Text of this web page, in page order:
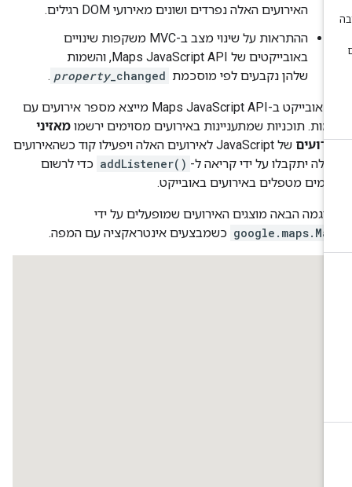
האירועים האלה נפרדים ושונים מאירועי DOM רגילים.
ההתראות על שינוי מצב ב-MVC משקפות שינויים
באובייקטים של Maps JavaScript API, והשמות
שלהן נקבעים לפי מוסכמת
property_changed
.
כל אובייקט ב-Maps JavaScript API מייצא מספר אירועים עם
תוכניות שמתעניינות באירועים מסוימים ירשמומאזיני
של JavaScript לאירועים האלה ויפעילו קוד כשהאירועים
יתקבלו על ידי קריאה ל- addListener() כדי לרשום
מטפלים באירועים באובייקט.
הבאה מוצגים האירועים שמופעלים על ידי
כשמבצעים אינטראקציה עם המפה.